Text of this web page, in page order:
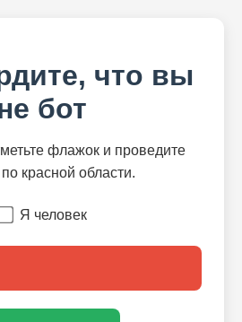
что вы
бот
флажок и проведите
красной области.
Я человек